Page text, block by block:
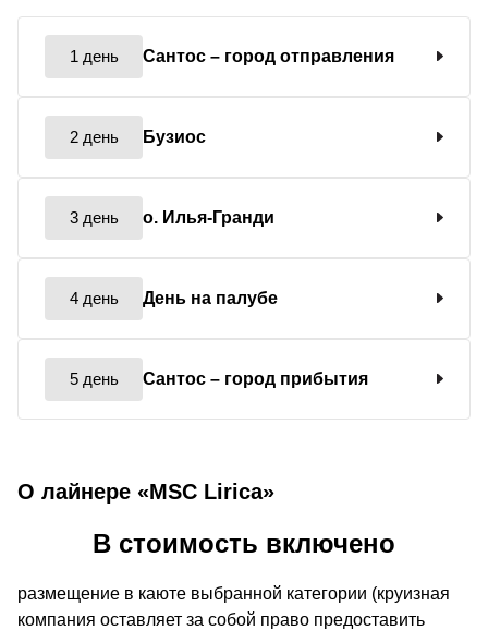
1 день Сантос – город отправления
2 день Бузиос
3 день о. Илья-Гранди
4 день День на палубе
5 день Сантос – город прибытия
О лайнере «MSC Lirica»
В стоимость включено
размещение в каюте выбранной категории (круизная
компания оставляет за собой право предоставить